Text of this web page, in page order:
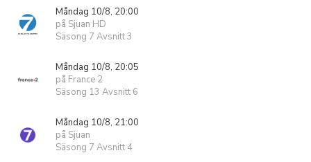
Måndag 10/8, 20:00
på Sjuan HD
Säsong 7 Avsnitt 3
Måndag 10/8, 20:05
på France 2
Säsong 13 Avsnitt 6
Måndag 10/8, 21:00
på Sjuan
Säsong 7 Avsnitt 4